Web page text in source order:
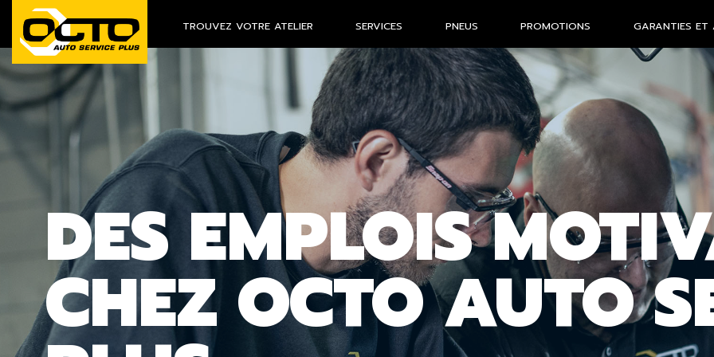
TROUVEZ VOTRE ATELIER SERVICES PNEUS PROMOTIONS GARANTIES ET
DES EMPLOIS
CHEZ OCTO AUTO